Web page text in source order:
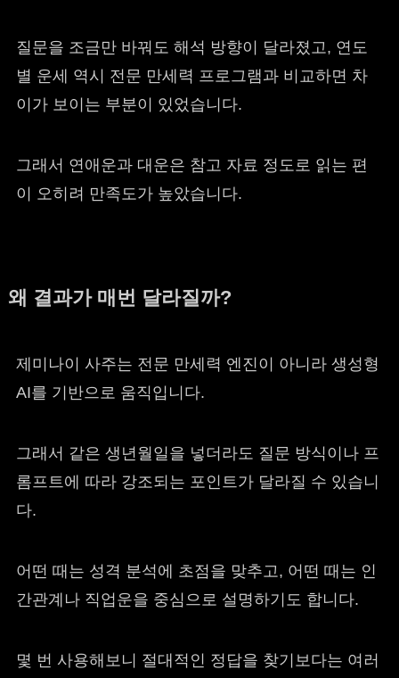
질문을 조금만 바꿔도 해석 방향이 달라졌고, 연도
별 운세 역시 전문 만세력 프로그램과 비교하면 차
이가 보이는 부분이 있었습니다.
그래서 연애운과 대운은 참고 자료 정도로 읽는 편
이 오히려 만족도가 높았습니다.
왜 결과가 매번 달라질까?
제미나이 사주는 전문 만세력 엔진이 아니라 생성형
AI를 기반으로 움직입니다.
그래서 같은 생년월일을 넣더라도 질문 방식이나 프
롬프트에 따라 강조되는 포인트가 달라질 수 있습니
다.
어떤 때는 성격 분석에 초점을 맞추고, 어떤 때는 인
간관계나 직업운을 중심으로 설명하기도 합니다.
몇 번 사용해보니 절대적인 정답을 찾기보다는 여러